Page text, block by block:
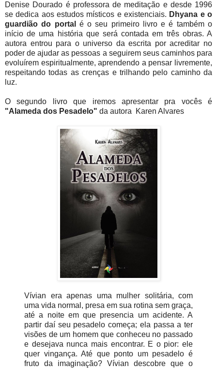
Denise Dourado é professora de meditação e desde 1996
se dedica aos estudos místicos e existenciais. Dhyana e o
guardião do portal
é o seu primeiro livro e é também o
início de uma história que será contada em três obras. A
autora entrou para o universo da escrita por acreditar no
poder de ajudar as pessoas a seguirem seus caminhos para
evoluírem espiritualmente, aprendendo a pensar livremente,
respeitando todas as crenças e trilhando pelo caminho da
luz.
O segundo livro que iremos apresentar pra vocês é
"Alameda dos Pesadelo" da autora Karen Alvares
Vívian era apenas uma mulher solitária, com
uma vida normal, presa em sua rotina sem graça,
até a noite em que presencia um acidente. A
partir daí seu pesadelo começa; ela passa a ter
visões de um homem que conheceu no passado
e desejava nunca mais encontrar. E o pior: ele
quer vingança. Até que ponto um pesadelo é
fruto da imaginação? Vívian descobre que o